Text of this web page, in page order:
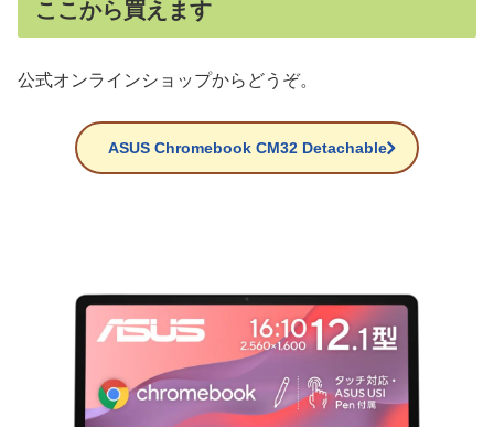
ここから買えます
公式オンラインショップからどうぞ。
ASUS Chromebook CM32 Detachable